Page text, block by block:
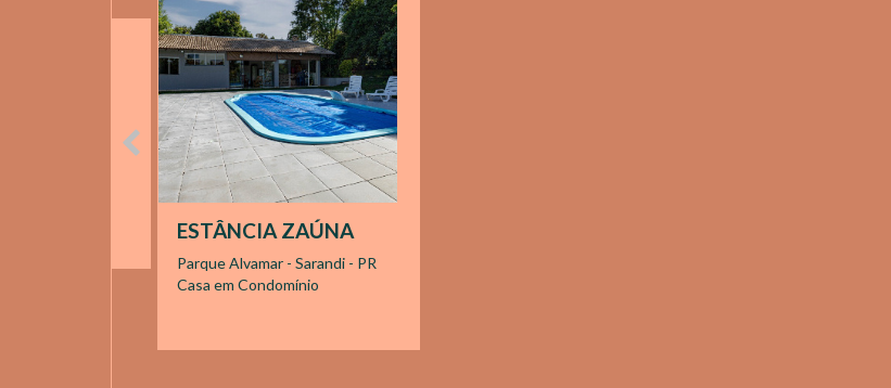
ESTÂNCIA ZAÚNA
Parque Alvamar - Sarandi - PR
Casa em Condomínio